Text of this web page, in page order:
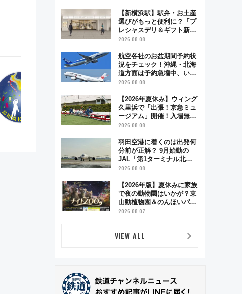
【新横浜駅】駅弁・お土産
選びがもっと便利に？「プ
レシャスデリ＆ギフト新横
浜」がオープン 場所や営
2026.08.08
航空各社のお盆期間予約状
況をチェック！沖縄・北海
道方面は予約急増中、いま
から狙うべき日は？
2026.08.08
【2026年夏休み】ウィング
久里浜で「出張！京急ミュ
ージアム」開催！入場無料
でスタンプラリーや子ども
2026.08.08
羽田空港に着くのは出発何
分前が正解？ 9月始動の
JAL「第1ターミナル北側
サテライト」は徒歩1キロ
点まとめ
2026.08.08
【2026年版】夏休みに家族
で夜の動物園はいかが？東
山動植物園＆のんほいパー
ク「ナイトZOO」開催情報
2026.08.07
VIEW ALL